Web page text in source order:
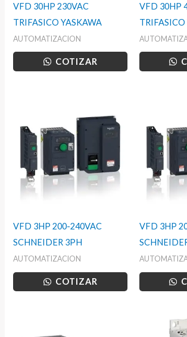
VFD 30HP 230VAC
TRIFASICO YASKAWA
AUTOMATIZACION
COTIZAR
VFD 30HP
VFD 3HP 200-240VAC
SCHNEIDER 3PH
AUTOMATIZACION
COTIZAR
VFD 3HP